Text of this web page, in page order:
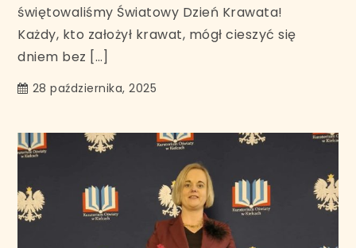
świętowaliśmy Światowy Dzień Krawata!
Każdy, kto założył krawat, mógł cieszyć się
dniem bez […]
28 października, 2025